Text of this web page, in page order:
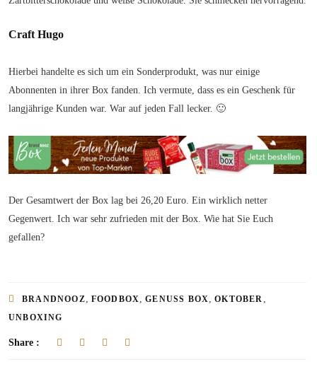
Craft Hugo
Hierbei handelte es sich um ein Sonderprodukt, was nur einige
Abonnenten in ihrer Box fanden. Ich vermute, dass es ein Geschenk für
langjährige Kunden war. War auf jeden Fall lecker. 🙂
Der Gesamtwert der Box lag bei 26,20 Euro. Ein wirklich netter
Gegenwert. Ich war sehr zufrieden mit der Box. Wie hat Sie Euch
gefallen?
BRANDNOOZ, FOODBOX,GENUSS BOX,OKTOBER ,
UNBOXING
Share :